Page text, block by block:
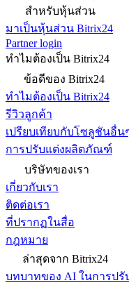
สำหรับหุ้นส่วน
มาเป็นหุ้นส่วน Bitrix24
Partner login
ทำไมต้องเป็น Bitrix24
ข้อดีของ Bitrix24
ทำไมต้องเป็น Bitrix24
รีวิวลูกค้า
เปรียบเทียบกับโซลูชันอื่น
การปรับแต่งผลิตภัณฑ์
บริษัทของเรา
เกี่ยวกับเรา
ติดต่อเรา
ที่ปรากฏในสื่อ
กฎหมาย
ล่าสุดจาก Bitrix24
บทบาทของ AI ในการป